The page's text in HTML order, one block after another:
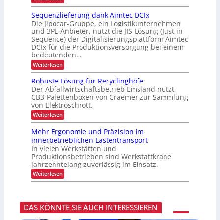
en
s
p
o
r
t
v
o
n
F
r
a
c
h
t
u
n
d
G
e
p
ä
c
k
r
:
A
u
s
g
e
d
i
e
t
e
E
-
Z
i
g
a
r
e
t
t
e
n
S
c
h
n
e
l
l
e
r
e
P
r
o
z
e
s
s
r
ü
c
k
m
e
l
d
u
n
Sequenzlieferung dank Aimtec DCIx
Die Jipocar-Gruppe, ein Logistikunternehmen
und 3PL-Anbieter, nutzt die JIS-Lösung (Just in
Sequence) der Digitalisierungsplattform Aimtec
DCIx für die Produktionsversorgung bei einem
bedeutenden…
Weiterlesen:
S
e
q
u
e
n
z
l
i
e
f
e
r
u
n
g
d
k
A
i
Robuste Lösung für Recyclinghöfe
Der Abfallwirtschaftsbetrieb Emsland nutzt
CB3-Palettenboxen von Craemer zur Sammlung
von Elektroschrott.
Weiterlesen:
R
b
u
s
t
e
L
ö
s
g
f
Mehr Ergonomie und Präzision im
innerbetrieblichen Lastentransport
In vielen Werkstätten und
Produktionsbetrieben sind Werkstattkrane
jahrzehntelang zuverlässig im Einsatz.
Weiterlesen:
M
r
E
r
DAS KÖNNTE SIE AUCH INTERESSIEREN